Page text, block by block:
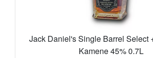
Jack Daniel's Single Barrel Select
Kamene 45% 0.7L